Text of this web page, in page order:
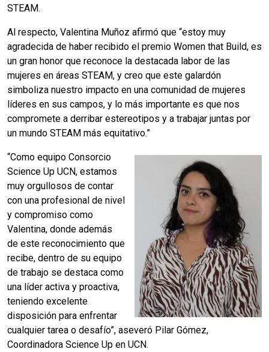
STEAM.
Al respecto, Valentina Muñoz afirmó que “estoy muy
agradecida de haber recibido el premio Women that Build, es
un gran honor que reconoce la destacada labor de las
mujeres en áreas STEAM, y creo que este galardón
simboliza nuestro impacto en una comunidad de mujeres
líderes en sus campos, y lo más importante es que nos
compromete a derribar estereotipos y a trabajar juntas por
un mundo STEAM más equitativo.”
“Como equipo Consorcio
Science Up UCN, estamos
muy orgullosos de contar
con una profesional de nivel
y compromiso como
Valentina, donde además
de este reconocimiento que
recibe, dentro de su equipo
de trabajo se destaca como
una líder activa y proactiva,
teniendo excelente
disposición para enfrentar
cualquier tarea o desafío”, aseveró Pilar Gómez,
Coordinadora Science Up en UCN.